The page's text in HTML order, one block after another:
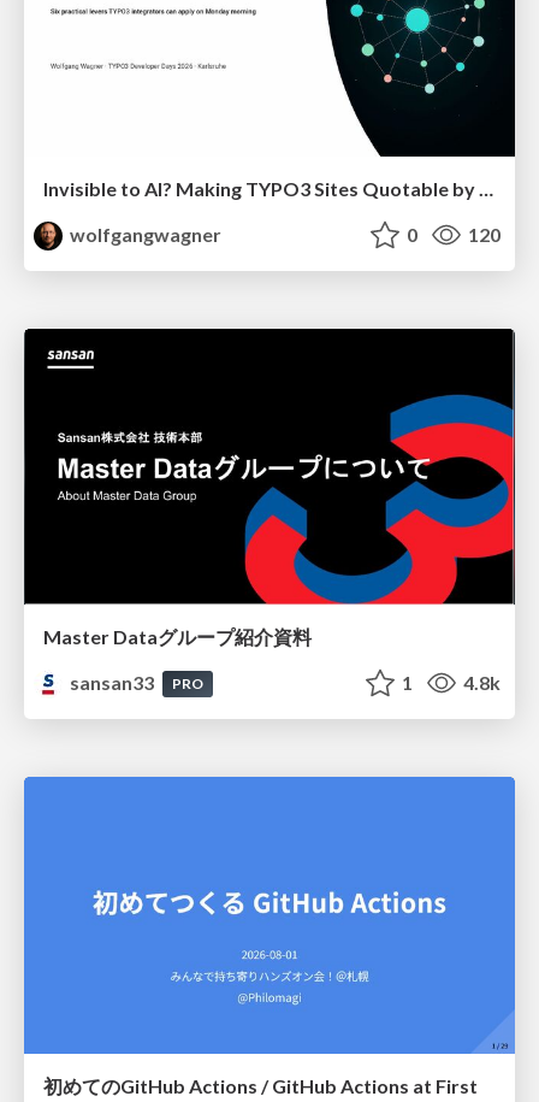
Invisible to AI? Making TYPO3 Sites Quotable by AI Search Systems
wolfgangwagner
0 120
Master Dataグループ紹介資料
sansan33
PRO 1 4.8k
初めてのGitHub Actions / GitHub Actions at First